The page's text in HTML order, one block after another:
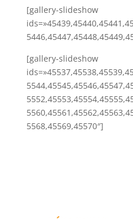
[gallery-slideshow
[gallery-slideshow
5568,45569,45570″]